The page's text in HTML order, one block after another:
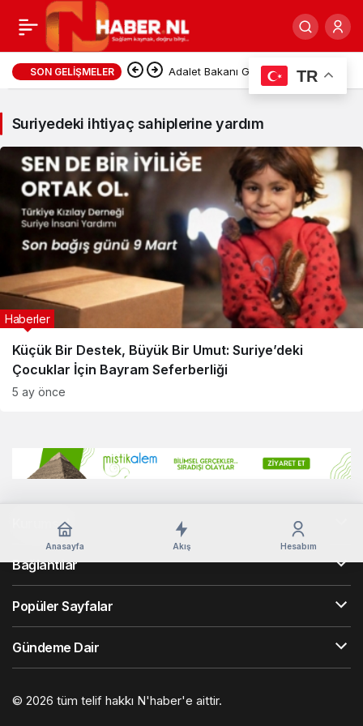
Suriyedeki
ihtiyaç
sahiplerine
yardım
Haberleri
SON GELIŞMELER Adalet Bakanı Gürlek’ten
Tek Nokta Kalmayana Kadar
Takipçisi Olacağız
Suriyedeki ihtiyaç sahiplerine yardım
Küçük Bir Destek, Büyük Bir Umut: Suriye’deki
Çocuklar İçin Bayram Seferberliği
Haberler
5 ay önce
Anasayfa Akış Hesabım
Kurumsal
Bağlantılar
Popüler Sayfalar
Gündeme Dair
© 2026 tüm telif hakkı N'haber'e aittir.
TR